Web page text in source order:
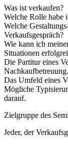
Was ist verkaufen?
Welche Rolle habe
Welche
Verkaufsgespräch?
Wie kann ich
Situationen
Die Partitur eines
Nachkaufbetreuung.
Das Umfeld eines
Mögliche
darauf.
Zielgruppe des
Jeder, der